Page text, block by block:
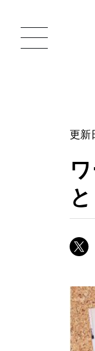
MOKUBA
ブランドコン
職人の技能・
商品情報
ATELIER
ATELIER
更新